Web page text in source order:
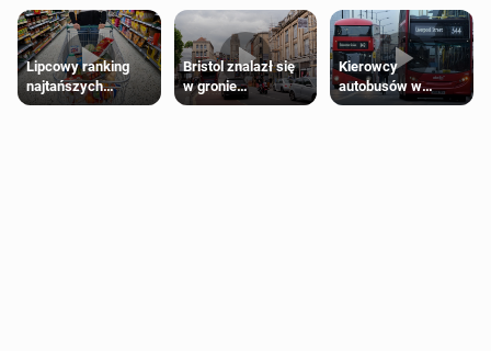
Lipcowy ranking
najtańszych
supermarketów
Bristol znalazł się
w gronie
najlepszych
Kierowcy
autobusów w
Londynie